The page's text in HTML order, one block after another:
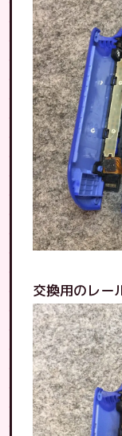
交換用のレー